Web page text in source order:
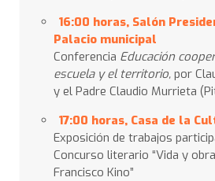
16:00 horas, Salón
Palacio municipal
Conferencia Educación
escuela y el territorio, por
y el Padre Claudio Murrieta
17:00 horas, Casa de la
Exposición de trabajos
Concurso literario “Vida y
Francisco Kino”